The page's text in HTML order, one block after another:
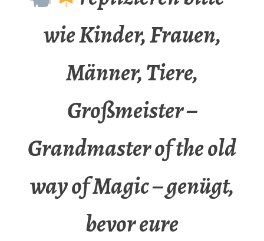
wie Kinder, Frauen,
Männer, Tiere,
Großmeister –
Grandmaster of the old
way of Magic – genügt,
bevor eure